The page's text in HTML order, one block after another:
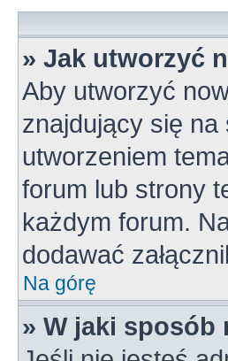
» Jak utworzyć
Aby utworzyć
znajdujący się
utworzeniem
forum lub strony
każdym forum.
dodawać
Na górę
» W jaki